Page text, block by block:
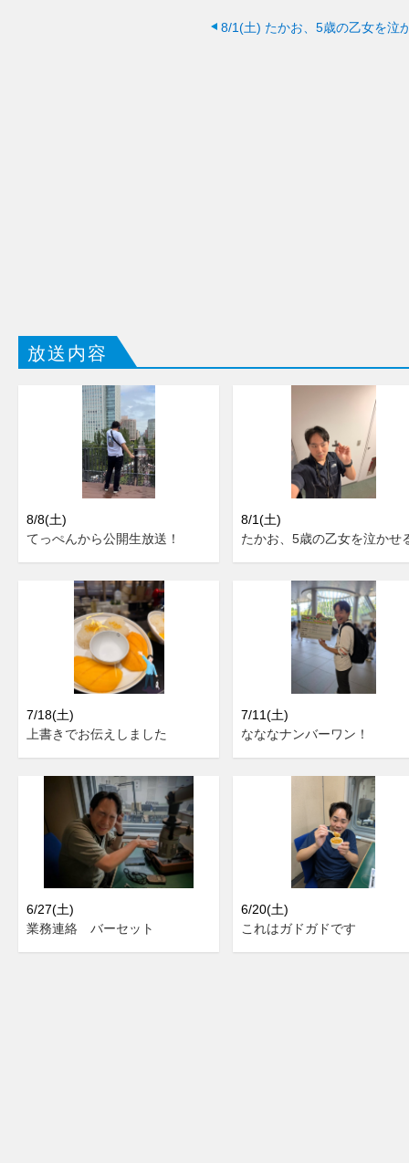
8/1(土) たかお、5歳の乙女を泣
放送内容
8/8(土)
てっぺんから公開生放送！
8/1(土)
たかお、5歳の乙女を泣かせ
7/18(土)
上書きでお伝えしました
7/11(土)
なななナンバーワン！
6/27(土)
業務連絡 バーセット
6/20(土)
これはガドガドです